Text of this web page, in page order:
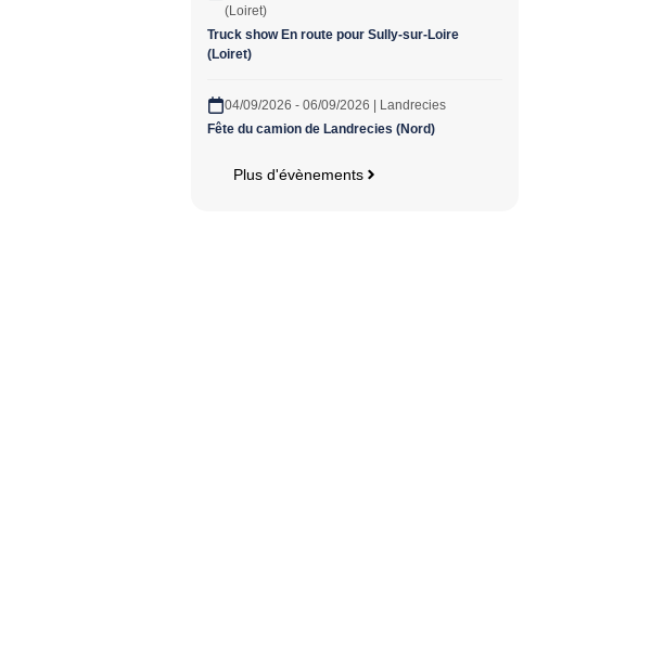
(Loiret)
Truck show En route pour Sully-sur-Loire
(Loiret)
04/09/2026 - 06/09/2026 | Landrecies
Fête du camion de Landrecies (Nord)
Plus d'évènements